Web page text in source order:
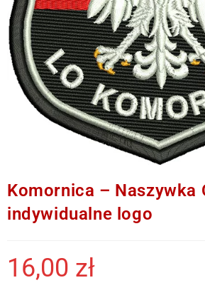
Komornica – Naszywka
indywidualne logo
16,00 zł